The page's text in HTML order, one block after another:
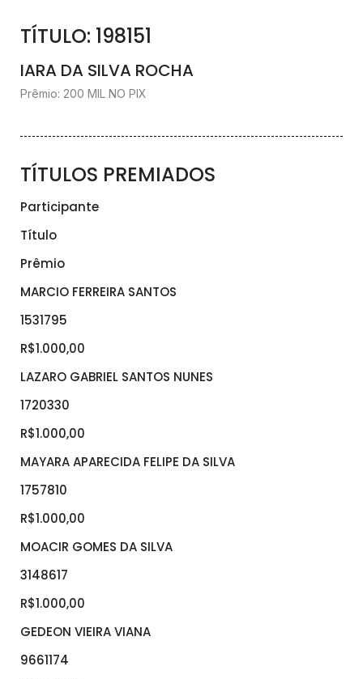
TÍTULO: 198151
IARA DA SILVA ROCHA
Prêmio: 200 MIL NO PIX
TÍTULOS PREMIADOS
Participante
Título
Prêmio
MARCIO FERREIRA SANTOS
1531795
R$1.000,00
LAZARO GABRIEL SANTOS NUNES
1720330
R$1.000,00
MAYARA APARECIDA FELIPE DA SILVA
1757810
R$1.000,00
MOACIR GOMES DA SILVA
3148617
R$1.000,00
GEDEON VIEIRA VIANA
9661174